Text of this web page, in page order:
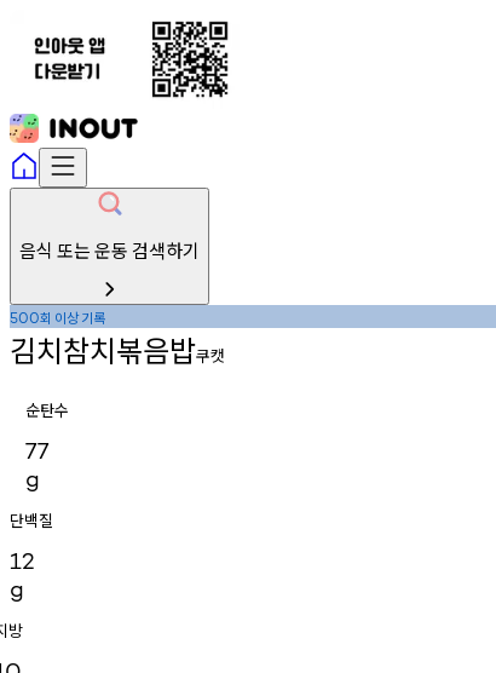
음식 또는 운동 검색하기
500회 이상기록
김치참치볶음밥쿠캣
순탄수
77
g
단백질
12
g
방